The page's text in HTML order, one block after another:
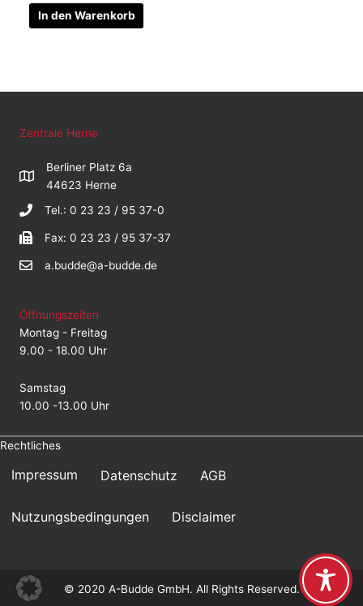
In den Warenkorb
Zentrale Herne
Berliner Platz 6a
44623 Herne
Tel.: 0 23 23 / 95 37-0
Fax: 0 23 23 / 95 37-37
a.budde@a-budde.de
Öffnungszeiten
Montag - Freitag
9.00 - 18.00 Uhr
Samstag
10.00 -13.00 Uhr
Rechtliches
Impressum Datenschutz AGB
Nutzungsbedingungen Disclaimer
© 2020 A-Budde GmbH. All Rights Reserved.